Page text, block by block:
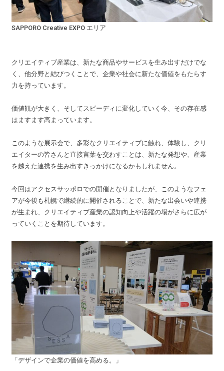
SAPPORO Creative EXPO エリア
クリエイティブ産業は、新たな商品やサービスを生み出すだけでな
く、他分野と結びつくことで、企業や社会に新たな価値をもたらす
力を持っています。
価値観が大きく、そしてスピーディに変化していく今、その存在感
はますます高まっています。
このような展示会で、多彩なクリエイティブに触れ、体験し、クリ
エイターの皆さんと直接言葉を交わすことは、新たな発想や、産業
を越えた連携を生み出すきっかけになるかもしれません。
今回はアクセスサッポロでの開催となりましたが、このようなフェ
アが今後も札幌で継続的に開催されることで、新たな出会いや連携
が生まれ、クリエイティブ産業の認知向上や活躍の場がさらに広が
っていくことを期待しています。
「デザインで企業の価値を高める。」